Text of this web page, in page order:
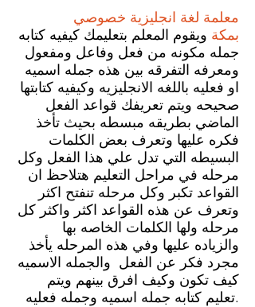
معلمة لغة انجليزية خصوصي
بمكة ويقوم المعلم بتعليمك كيفيه كتابه
جمله مكونه من فعل وفاعل ومفعول
ومعرفه التفرقه بين هذه جمله اسميه
او فعليه باللغه الانجليزيه وكيفيه كتابتها
صحيحه ويتم تعريفك قواعد الفعل
الماضي بطريقه مبسطه بحيث تأخذ
فكره عليها وتعرف بعض الكلمات
البسيطه التي تدل علي هذا الفعل وكل
مرحله في مراحل التعليم هتلاحظ ان
القواعد تكبر وكل مرحله تنفتح اكثر
وتعرف عن هذه القواعد اكثر واكثر كل
مرحله ولها الكلمات الخاصه بها
والزياده عليها وفي هذه المرحله يأخذ
مجرد فكر عن الفعل والجمله الاسميه
كيف تكون وكيف افرق بينهم ويتم
تعليم كتابه جمله اسميه وجمله فعليه.